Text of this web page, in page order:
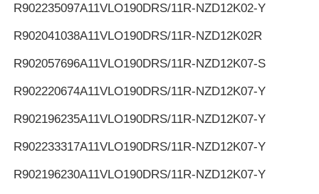
R902235097A11VLO190DRS/11R-NZD12K02-Y
R902041038A11VLO190DRS/11R-NZD12K02R
R902057696A11VLO190DRS/11R-NZD12K07-S
R902220674A11VLO190DRS/11R-NZD12K07-Y
R902196235A11VLO190DRS/11R-NZD12K07-Y
R902233317A11VLO190DRS/11R-NZD12K07-Y
R902196230A11VLO190DRS/11R-NZD12K07-Y